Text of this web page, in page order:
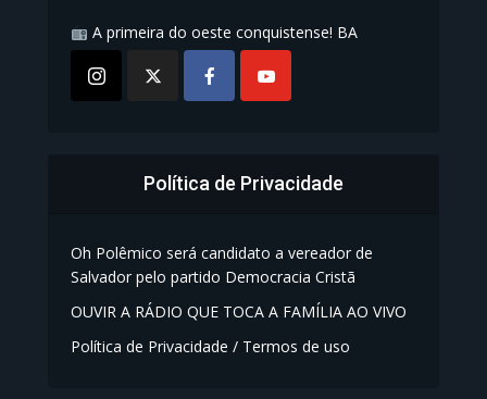
A primeira do oeste conquistense! BA
Política de Privacidade
Oh Polêmico será candidato a vereador de
Salvador pelo partido Democracia Cristã
OUVIR A RÁDIO QUE TOCA A FAMÍLIA AO VIVO
Política de Privacidade / Termos de uso